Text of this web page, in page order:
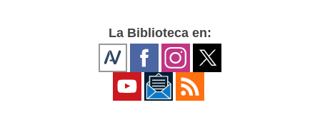
La Biblioteca en: